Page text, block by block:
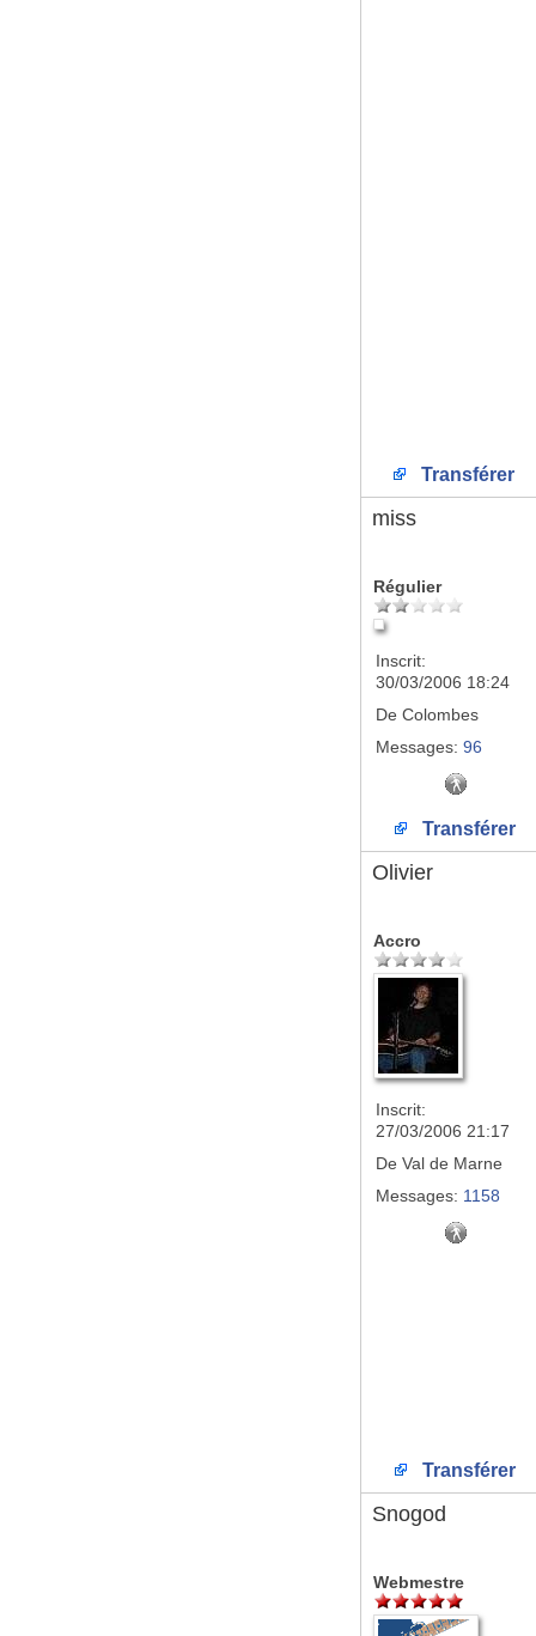
Transférer
miss
Régulier
Inscrit:
30/03/2006 18:24
De Colombes
Messages: 96
Transférer
Olivier
Accro
Inscrit:
27/03/2006 21:17
De Val de Marne
Messages: 1158
Transférer
Snogod
Webmestre